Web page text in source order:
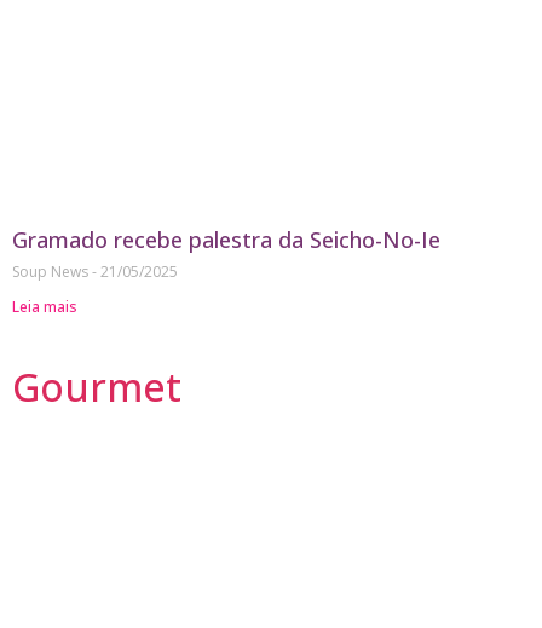
Gramado recebe palestra da Seicho-No-Ie
Soup News 21/05/2025
Leia mais
Gourmet